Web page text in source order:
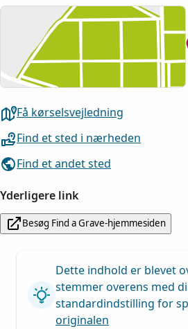
Få kørselsvejledning
Find et sted i nærheden
Find et andet sted
Yderligere link
Besøg Find a Grave-hjemmesiden
Dette indhold er blevet
stemmer overens med
standardindstilling for
originalen